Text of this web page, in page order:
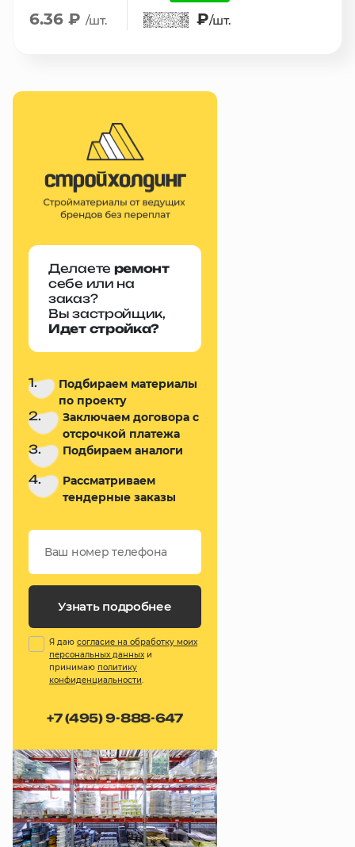
6.36 ₽ /шт. ₽/шт.
Делаете ремонт
себе или на
заказ?
Вы застройщик,
Идет стройка?
1.
Подбираем материалы
по проекту
2.
Заключаем договора с
отсрочкой платежа
3. Подбираем аналоги
4.
Рассматриваем
тендерные заказы
Узнать подробнее
Я даю согласие на обработку моих
персональных данных и
принимаю политику
конфиденциальности.
+7 (495) 9-888-647